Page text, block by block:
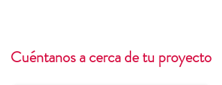
Cuéntanos a cerca de tu proyecto